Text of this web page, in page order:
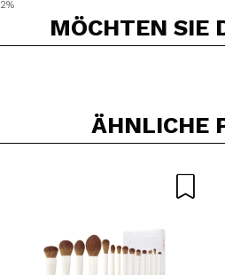
2%
Ein
Dein Video
SENDEN
MÖCHTEN SIE
ÄHNLICHE